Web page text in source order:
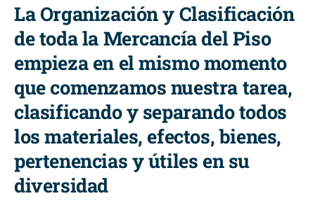
La Organización y Clasificación
de toda la Mercancía del Piso
empieza en el mismo momento
que comenzamos nuestra tarea,
clasificando y separando todos
los materiales, efectos, bienes,
pertenencias y útiles en su
diversidad